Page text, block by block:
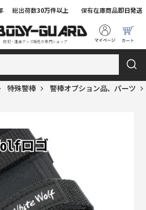
防犯・護身グッズ販売の専門ショップ
総出荷数30万件以上 保有在庫商品即日発送
特殊警棒 警棒オプション品、パーツ